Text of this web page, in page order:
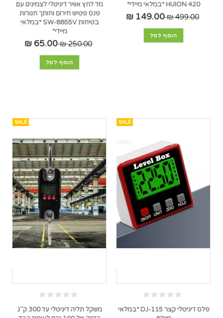
HUION 420 *במלאי מיידי*
499.00 ₪
149.00 ₪
הוסף לסל
מד לחץ אוויר דיגיטלי לצמיגים עם
פנס פטיש חירום וחותך חגורות
בטיחות SW-8855V *במלאי
מיידי*
250.00 ₪
65.00 ₪
הוסף לסל
SALE
פלס דיגיטלי קצר DJ-115 *במלאי
SALE
משקל תליה דיגיטלי עד 300 ק"ג